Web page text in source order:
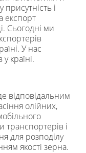
і
експорт
Сьогодні ми
У нас
країні.
відповідальним
олійних,
транспортерів і
для розподілу
якості зерна.